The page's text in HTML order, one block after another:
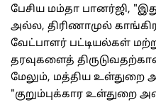
பேசிய மம்தா பானர்ஜி,
அல்ல, திரிணாமுல்
வேட்பாளர் பட்டியல்கள்
தரவுகளைத்
மேலும், மத்திய
"குறும்புக்கார உள்துறை